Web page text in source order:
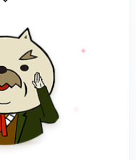
✦
✧